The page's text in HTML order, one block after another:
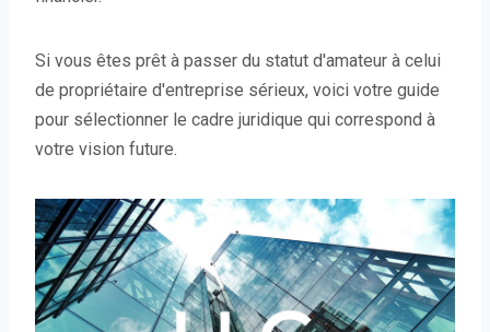
Si vous êtes prêt à passer du statut d'amateur à celui
de propriétaire d'entreprise sérieux, voici votre guide
pour sélectionner le cadre juridique qui correspond à
votre vision future.